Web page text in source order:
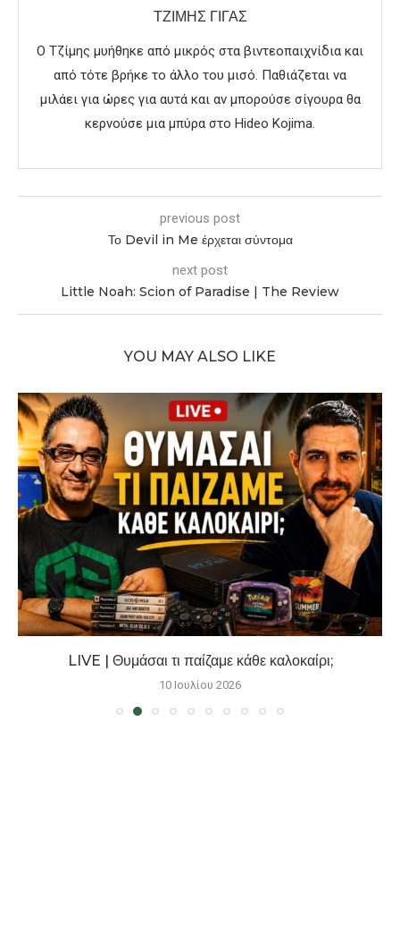
ΤΖΊΜΗΣ ΓΊΓΑΣ
Ο Τζίμης μυήθηκε από μικρός στα βιντεοπαιχνίδια και
από τότε βρήκε το άλλο του μισό. Παθιάζεται να
μιλάει για ώρες για αυτά και αν μπορούσε σίγουρα θα
κερνούσε μια μπύρα στο Hideo Kojima.
previous post
Το Devil in Me έρχεται σύντομα
next post
Little Noah: Scion of Paradise | The Review
YOU MAY ALSO LIKE
LIVE | Θυμάσαι τι παίζαμε κάθε καλοκαίρι;
10 Ιουλίου 2026